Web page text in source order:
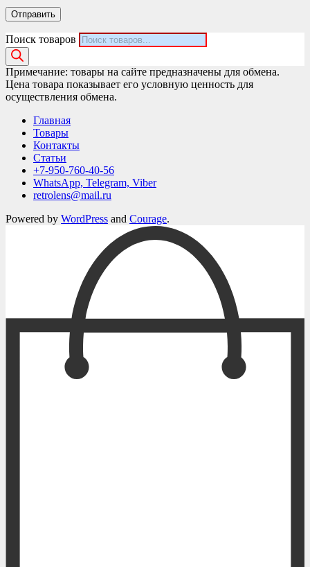
Поиск товаров
Примечание: товары на сайте предназначены для обмена.
Цена товара показывает его условную ценность для
осуществления обмена.
Главная
Товары
Контакты
Статьи
+7-950-760-40-56
WhatsApp, Telegram, Viber
retrolens@mail.ru
Powered by WordPress and Courage.